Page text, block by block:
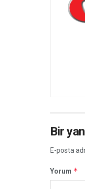
Bir
E-posta
Yorum *